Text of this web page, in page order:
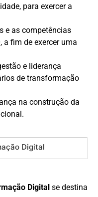
para exercer a
e as competências
a fim de exercer uma
e liderança
de transformação
na construção da
Digital
Digital se destina